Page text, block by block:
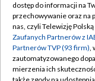
Abonament TVP
Emisja w TVP
Centrum
Naziemna
dostęp do informacji na
przechowywanie oraz na
nas, czyli Telewizję
Zaufanych Partnerów z
Partnerów TVP (93 firm),
zautomatyzowanego
mierzenia ich